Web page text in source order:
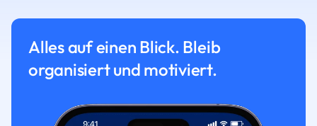
Alles auf einen Blick. Bleib
organisiert und motiviert.